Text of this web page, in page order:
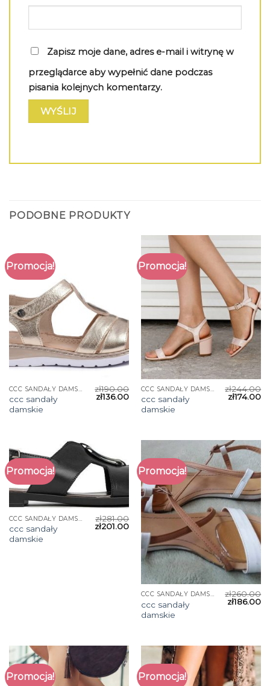
Zapisz moje dane, adres e-mail i witrynę w
przeglądarce aby wypełnić dane podczas
pisania kolejnych komentarzy.
PODOBNE PRODUKTY
Promocja!
CCC SANDAŁY DAMSKIE
ccc sandały
damskie
zł190.00
zł136.00
Promocja!
CCC SANDAŁY DAMSKIE
ccc sandały
damskie
zł244.00
zł174.00
Promocja!
CCC SANDAŁY DAMSKIE
ccc sandały
damskie
zł281.00
zł201.00
Promocja!
CCC SANDAŁY DAMSKIE
ccc sandały
damskie
zł260.00
zł186.00
Promocja! Promocja!